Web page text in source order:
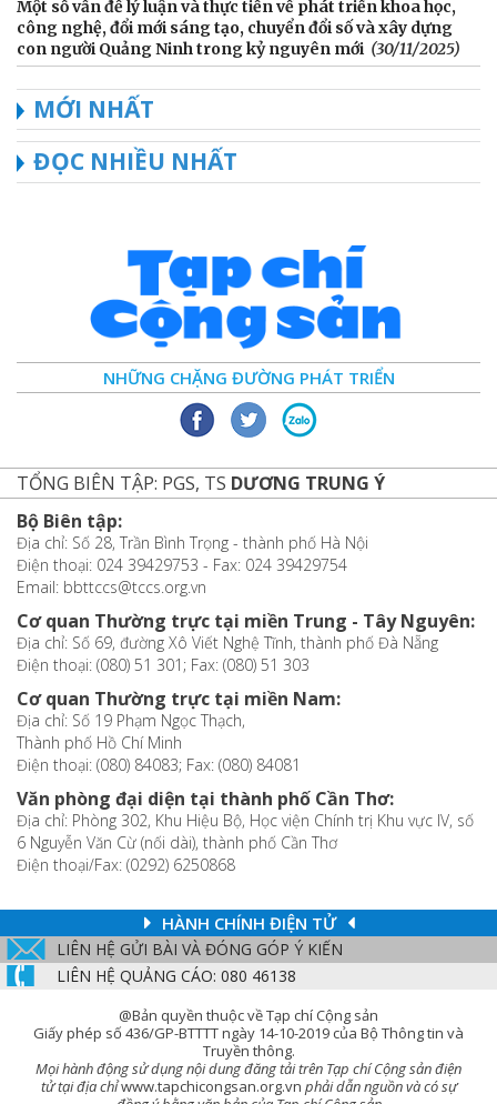
Một số vấn đề lý luận và thực tiễn về phát triển khoa học,
công nghệ, đổi mới sáng tạo, chuyển đổi số và xây dựng
con người Quảng Ninh trong kỷ nguyên mới (30/11/2025)
MỚI NHẤT
ĐỌC NHIỀU NHẤT
NHỮNG CHẶNG ĐƯỜNG PHÁT TRIỂN
TỔNG BIÊN TẬP: PGS, TS DƯƠNG TRUNG Ý
Bộ Biên tập:
Địa chỉ: Số 28, Trần Bình Trọng - thành phố Hà Nội
Điện thoại: 024 39429753 - Fax: 024 39429754
Email: bbttccs@tccs.org.vn
Cơ quan Thường trực tại miền Trung - Tây Nguyên:
Địa chỉ: Số 69, đường Xô Viết Nghệ Tĩnh, thành phố Đà Nẵng
Điện thoại: (080) 51 301; Fax: (080) 51 303
Cơ quan Thường trực tại miền Nam:
Địa chỉ: Số 19 Phạm Ngọc Thạch,
Thành phố Hồ Chí Minh
Điện thoại: (080) 84083; Fax: (080) 84081
Văn phòng đại diện tại thành phố Cần Thơ:
Địa chỉ: Phòng 302, Khu Hiệu Bộ, Học viện Chính trị Khu vực IV, số
6 Nguyễn Văn Cừ (nối dài), thành phố Cần Thơ
Điện thoại/Fax: (0292) 6250868
HÀNH CHÍNH ĐIỆN TỬ
LIÊN HỆ GỬI BÀI VÀ ĐÓNG GÓP Ý KIẾN
LIÊN HỆ QUẢNG CÁO: 080 46138
@Bản quyền thuộc về Tạp chí Cộng sản
Giấy phép số 436/GP-BTTTT ngày 14-10-2019 của Bộ Thông tin và
Truyền thông.
Mọi hành động sử dụng nội dung đăng tải trên Tạp chí Cộng sản điện
tử tại địa chỉwww.tapchicongsan.org.vn phải dẫn nguồn và có sự